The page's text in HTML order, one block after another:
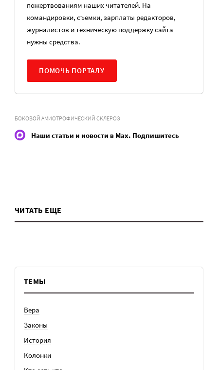
пожертвованиям наших читателей. На
командировки, съемки, зарплаты редакторов,
журналистов и техническую поддержку сайта
нужны средства.
ПОМОЧЬ ПОРТАЛУ
БОКОВОЙ АМИОТРОФИЧЕСКИЙ СКЛЕРОЗ
Наши статьи и новости в Max. Подпишитесь
ЧИТАТЬ ЕЩЕ
ТЕМЫ
Вера
Законы
История
Колонки